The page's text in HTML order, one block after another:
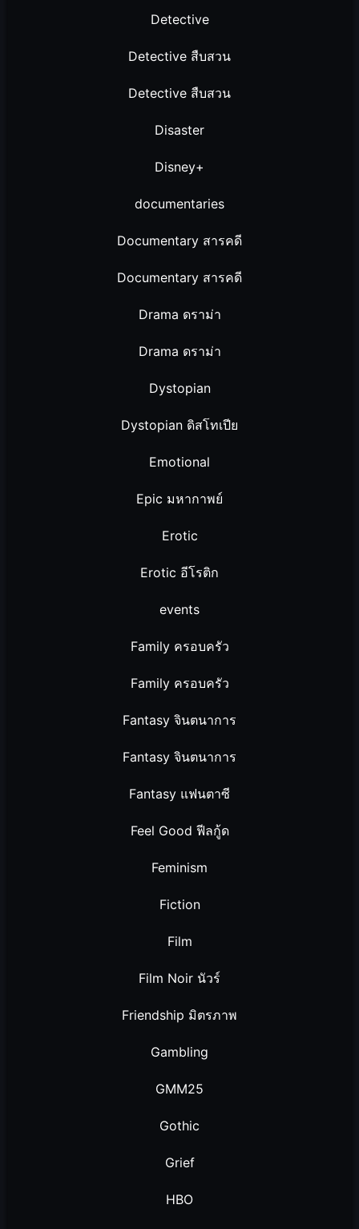
Detective
Detective สืบสวน
Detective สืบสวน
Disaster
Disney+
documentaries
Documentary สารคดี
Documentary สารคดี
Drama ดราม่า
Drama ดราม่า
Dystopian
Dystopian ดิสโทเปีย
Emotional
Epic มหากาพย์
Erotic
Erotic อีโรติก
events
Family ครอบครัว
Family ครอบครัว
Fantasy จินตนาการ
Fantasy จินตนาการ
Fantasy แฟนตาซี
Feel Good ฟีลกู้ด
Feminism
Fiction
Film
Film Noir นัวร์
Friendship มิตรภาพ
Gambling
GMM25
Gothic
Grief
HBO